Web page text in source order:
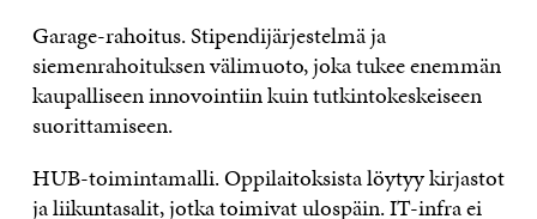
Garage-rahoitus. Stipendijärjestelmä ja
siemenrahoituksen välimuoto, joka tukee enemmän
kaupalliseen innovointiin kuin tutkintokeskeiseen
suorittamiseen.
HUB-toimintamalli. Oppilaitoksista löytyy kirjastot
ja liikuntasalit, jotka toimivat ulospäin. IT-infra ei